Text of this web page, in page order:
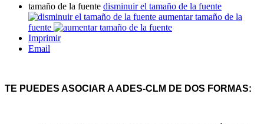
tamaño de la fuente disminuir el tamaño de la fuente
aumentar tamaño de la
fuente
Imprimir
Email
TE PUEDES ASOCIAR A ADES-CLM DE DOS FORMAS: